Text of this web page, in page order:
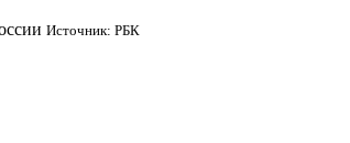
Источник: РБК